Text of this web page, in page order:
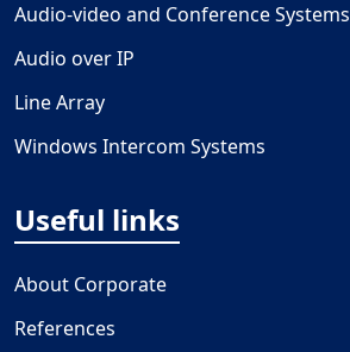
Audio-video and Conference Systems
Audio over IP
Line Array
Windows Intercom Systems
Useful links
About Corporate
References